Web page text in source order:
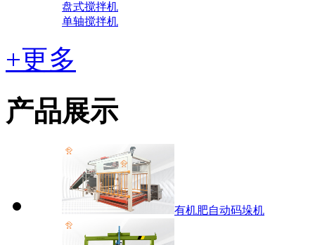
盘式搅拌机
单轴搅拌机
+更多
产品展示
有机肥自动码垛机